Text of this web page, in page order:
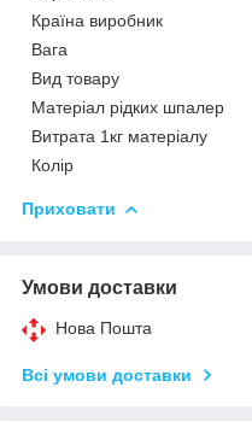
Країна виробник
Вага
Вид товару
Матеріал рідких шпалер
Витрата 1кг матеріалу
Колір
Приховати
Умови доставки
Нова Пошта
Всі умови доставки